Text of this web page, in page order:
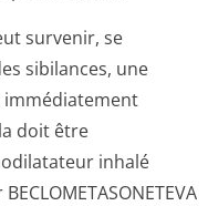
survenir, se
sibilances, une
doit être
inhalé